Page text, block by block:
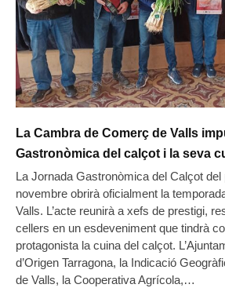
La Cambra de Comerç de Valls
Gastronòmica del calçot i la seva
La Jornada Gastronòmica del Calçot
novembre obrirà oficialment la
Valls. L’acte reunirà a xefs de prestigi,
cellers en un esdeveniment que tindrà
protagonista la cuina del calçot.
d’Origen Tarragona, la Indicació
de Valls, la Cooperativa Agrícola,…